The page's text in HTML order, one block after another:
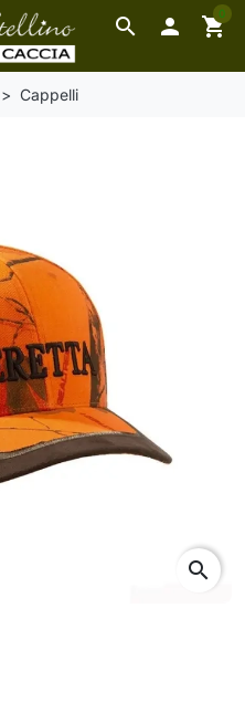
search  shopping_cart
0
Cappelli
search